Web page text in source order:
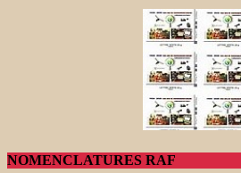
NOMENCLATURES RAF